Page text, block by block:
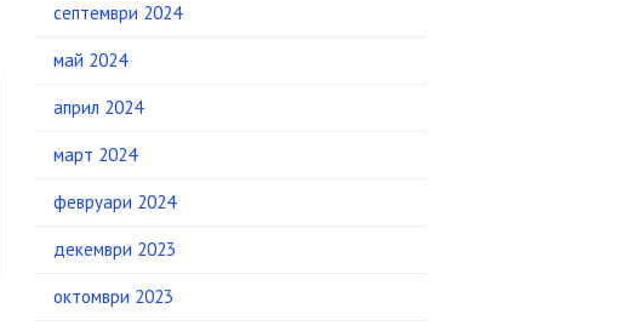
септември 2024
май 2024
април 2024
март 2024
февруари 2024
декември 2023
октомври 2023